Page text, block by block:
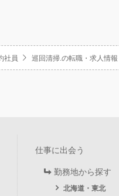
社員 巡回清掃.の転職・求人情報
仕事に出会う
勤務地から探す
北海道・東北